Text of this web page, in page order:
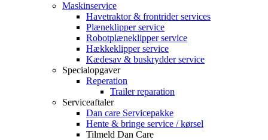
Maskinservice
Havetraktor & frontrider services
Plæneklipper service
Robotplæneklipper service
Hækkeklipper service
Kædesav & buskrydder service
Specialopgaver
Reperation
Trailer reparation
Serviceaftaler
Dan care Servicepakke
Hente & bringe service / kørsel
Tilmeld Dan Care